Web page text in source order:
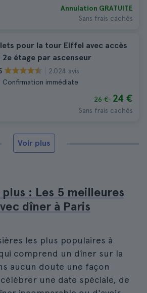
Annulation GRATUITE
Sans frais cachés
pour la tour Eiffel avec accès
2e étage par ascenseur
2.024 avis
Confirmation immédiate
26 € 24 €
Sans frais cachés
Voir plus
: Les 5 meilleures
dîner à Paris
les plus populaires à
comprend un dîner sur la
aucun doute une façon
une date spéciale, de